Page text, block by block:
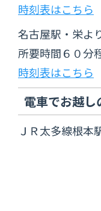
時刻表はこちら
名古屋駅・栄よ
所要時間６０分
時刻表はこちら
電車でお越し
ＪＲ太多線根本